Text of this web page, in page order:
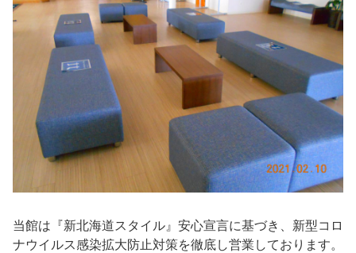
当館は『新北海道スタイル』安心宣言に基づき、新型コロ
ナウイルス感染拡大防止対策を徹底し営業しております。